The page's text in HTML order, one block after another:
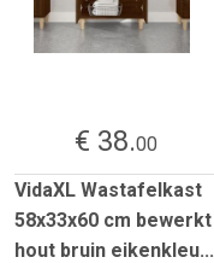
€ 38.00
VidaXL Wastafelkast
58x33x60 cm bewerkt
hout bruin eikenkleu...